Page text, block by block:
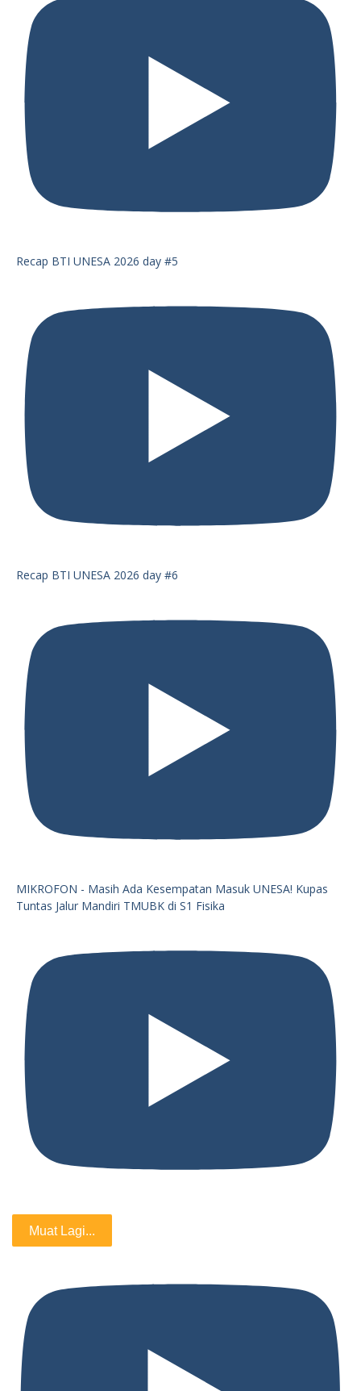
Recap BTI UNESA 2026 day #5
Recap BTI UNESA 2026 day #6
MIKROFON - Masih Ada Kesempatan Masuk UNESA! Kupas
Tuntas Jalur Mandiri TMUBK di S1 Fisika
Muat Lagi...